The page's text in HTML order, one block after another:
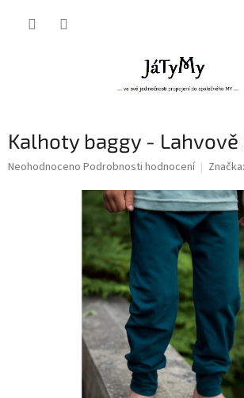
Kalhoty baggy - Lahvově
Průměrné
Neohodnoceno Podrobnosti hodnocení Značka: